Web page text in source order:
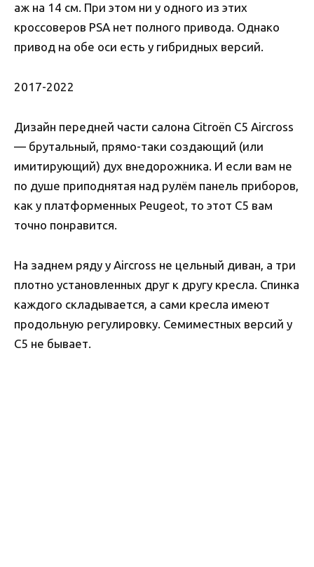
аж на 14 см. При этом ни у одного из этих
кроссоверов PSA нет полного привода. Однако
привод на обе оси есть у гибридных версий.
2017-2022
Дизайн передней части салона Citroën C5 Aircross
— брутальный, прямо-таки создающий (или
имитирующий) дух внедорожника. И если вам не
по душе приподнятая над рулём панель приборов,
как у платформенных Peugeot, то этот C5 вам
точно понравится.
На заднем ряду у Aircross не цельный диван, а три
плотно установленных друг к другу кресла. Спинка
каждого складывается, а сами кресла имеют
продольную регулировку. Семиместных версий у
C5 не бывает.